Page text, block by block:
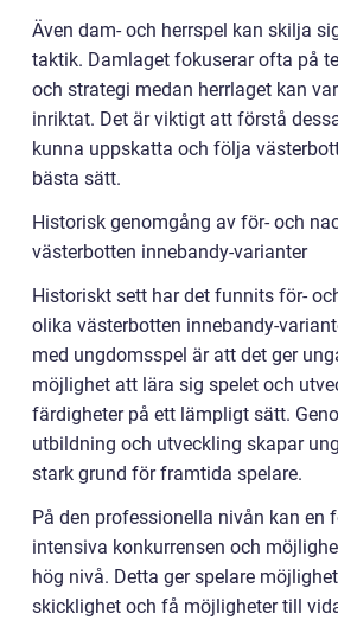
Även dam- och herrspel kan skilja
taktik. Damlaget fokuserar ofta på
och strategi medan herrlaget kan
inriktat. Det är viktigt att förstå
kunna uppskatta och följa
bästa sätt.
Historisk genomgång av för- och
västerbotten innebandy-varianter
Historiskt sett har det funnits för-
olika västerbotten innebandy-
med ungdomsspel är att det ger
möjlighet att lära sig spelet och
färdigheter på ett lämpligt sätt.
utbildning och utveckling skapar
stark grund för framtida spelare.
På den professionella nivån kan en
intensiva konkurrensen och
hög nivå. Detta ger spelare
skicklighet och få möjligheter till